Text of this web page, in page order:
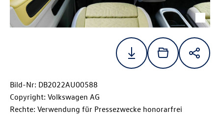
Bild-Nr: DB2022AU00588
Copyright: Volkswagen AG
Rechte: Verwendung für Pressezwecke honorarfrei